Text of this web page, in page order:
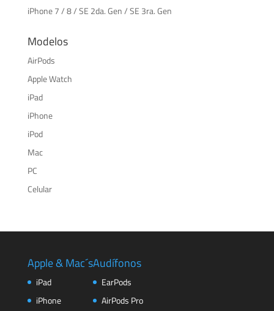
iPhone 7 / 8 / SE 2da. Gen / SE 3ra. Gen
Modelos
AirPods
Apple Watch
iPad
iPhone
iPod
Mac
PC
Celular
Apple & Mac´s
iPad
iPhone
Audífonos
EarPods
AirPods Pro